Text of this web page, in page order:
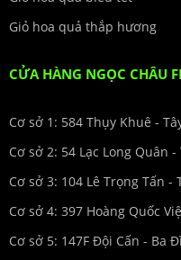
Giỏ hoa quả thắp hương
CỬA HÀNG NGỌC CHÂU
Cơ sở 1: 584 Thụy Khuê -
Cơ sở 2: 54 Lạc Long Quân -
Cơ sở 3: 104 Lê Trọng Tấn -
Cơ sở 4: 397 Hoàng Quốc
Cơ sở 5: 147F Đội Cấn - Ba